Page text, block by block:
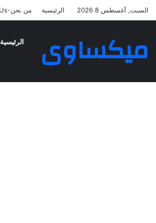
السبت, أغسطس 8 2026 الرئيسية من نحن-About Us
ميكساوى الرئيسية